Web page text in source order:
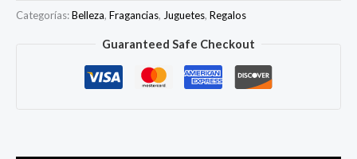
Mouse
Categorías:Belleza, Fragancias, Juguetes, Regalos
Guaranteed Safe Checkout